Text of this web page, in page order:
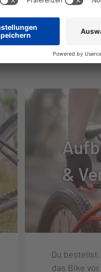
HD-M807, 203 MM,
&
Du
das Bike